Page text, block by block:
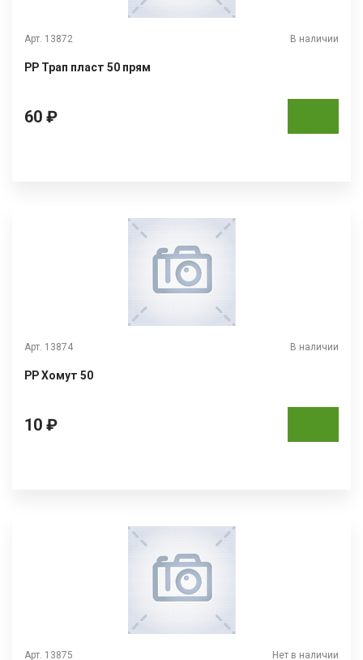
Арт. 13872 В наличии
РР Трап пласт 50 прям
60 ₽
Арт. 13874 В наличии
РР Хомут 50
10 ₽
Арт. 13875 Нет в наличии